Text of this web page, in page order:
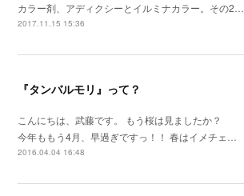
カラー剤、アディクシーとイルミナカラー。その2…
2017.11.15 15:36
『タンバルモリ』って？
こんにちは、武藤です。 もう桜は見ましたか？
今年ももう4月、早過ぎですっ！！ 春はイメチェ…
2016.04.04 16:48